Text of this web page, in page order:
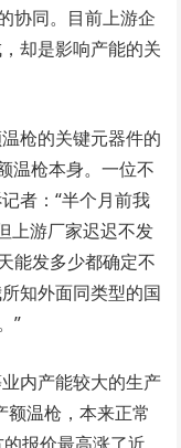
协同。目前上游企
却是影响产能的关
枪的关键元器件的
温枪本身。一位不
者：“半个月前我
上游厂家迟迟不发
能发多少都确定不
知外面同类型的国
”
内产能较大的生产
额温枪，本来正常